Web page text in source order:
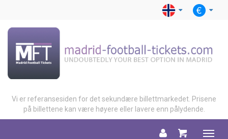
Vi er referansesiden for det sekundære billettmarkedet. Prisene
på billettene kan være høyere eller lavere enn pålydende.
Menu